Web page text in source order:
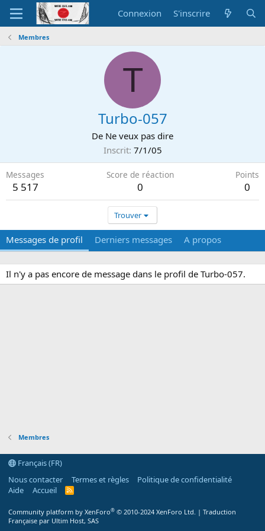
Connexion S'inscrire
Membres
T
Turbo-057
De Ne veux pas dire
Inscrit 7/1/05
Messages
5 517
Score de réaction
0
Points
0
Trouver
Messages de profil Derniers messages A propos
Il n'y a pas encore de message dans le profil de Turbo-057.
Membres
Français (FR)
Nous contacter
Termes et règles
Politique de confidentialité
Aide
Accueil
R
Community platform by XenForo® © 2010-2024 XenForo Ltd. | Traduction
Française par Ultim Host, SAS